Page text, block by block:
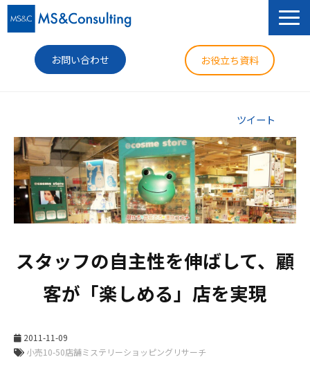
お問い合わせ お役立ち資料
セミナー
導入事例
コラム
企業情報
ツイート
スタッフの自主性を伸ばして、顧
客が「楽しめる」店を実現
2011-11-09